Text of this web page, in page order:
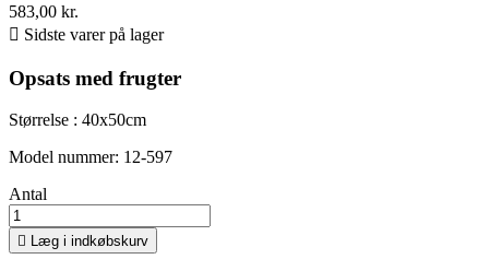
583,00 kr.
 Sidste varer på lager
Opsats med frugter
Størrelse : 40x50cm
Model nummer: 12-597
Antal
 Læg i indkøbskurv